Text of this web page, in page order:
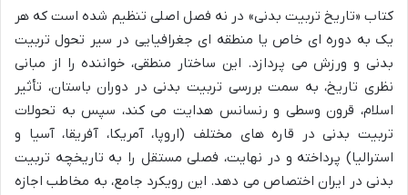
کتاب «تاریخ تربیت بدنی» در نه فصل اصلی تنظیم شده است که هر
یک به دوره ای خاص یا منطقه ای جغرافیایی در سیر تحول تربیت
بدنی و ورزش می پردازد. این ساختار منطقی، خواننده را از مبانی
نظری تاریخ، به سمت بررسی تربیت بدنی در دوران باستان، تأثیر
اسلام، قرون وسطی و رنسانس هدایت می کند، سپس به تحولات
تربیت بدنی در قاره های مختلف (اروپا، آمریکا، آفریقا، آسیا و
استرالیا) پرداخته و در نهایت، فصلی مستقل را به تاریخچه تربیت
بدنی در ایران اختصاص می دهد. این رویکرد جامع، به مخاطب اجازه